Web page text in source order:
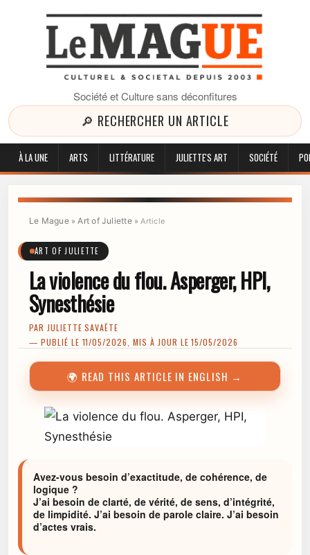
Société et Culture sans déconfitures
🔎 RECHERCHER UN ARTICLE
À LA UNE ARTS LITTÉRATURE JULIETTE'S ART SOCIÉTÉ
Le Mague»Art of Juliette »Article
ART OF JULIETTE
La violence du flou. Asperger, HPI,
Synesthésie
PAR JULIETTE SAVAËTE
— PUBLIÉ LE 11/05/2026, MIS À JOUR LE 15/05/2026
🌍 READ THIS ARTICLE IN ENGLISH →
Avez-vous besoin d’exactitude, de cohérence, de
logique ?
J’ai besoin de clarté, de vérité, de sens, d’intégrité,
de limpidité. J’ai besoin de parole claire. J’ai besoin
d’actes vrais.